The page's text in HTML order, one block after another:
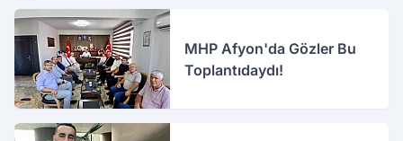
MHP Afyon'da Gözler Bu
Toplantıdaydı!